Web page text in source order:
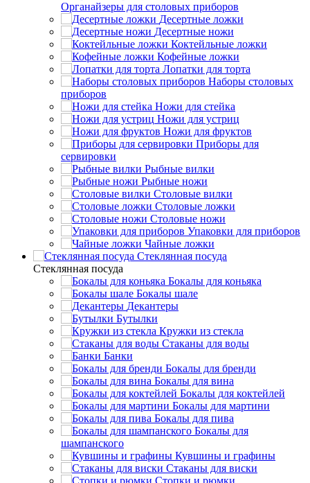
Органайзеры для столовых приборов
Десертные ложки
Десертные ножи
Коктейльные ложки
Кофейные ложки
Лопатки для торта
Наборы столовых
приборов
Ножи для стейка
Ножи для устриц
Ножи для фруктов
Приборы для
сервировки
Рыбные вилки
Рыбные ножи
Столовые вилки
Столовые ложки
Столовые ножи
Упаковки для приборов
Чайные ложки
Стеклянная посуда
Стеклянная посуда
Бокалы для коньяка
Бокалы шале
Декантеры
Бутылки
Кружки из стекла
Стаканы для воды
Банки
Бокалы для бренди
Бокалы для вина
Бокалы для коктейлей
Бокалы для мартини
Бокалы для пива
Бокалы для
шампанского
Кувшины и графины
Стаканы для виски
Стопки и рюмки